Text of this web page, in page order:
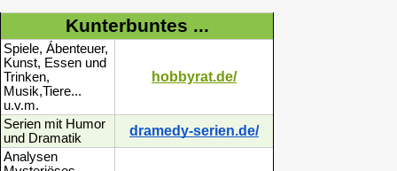
Kunterbuntes ...
Spiele, Ábenteuer,
Kunst, Essen und
Trinken,
Musik,Tiere...
u.v.m.
hobbyrat.de/
Serien mit Humor
und Dramatik
dramedy-serien.de/
Analysen